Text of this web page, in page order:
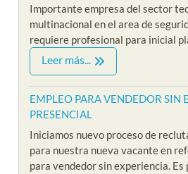
Importante empresa del sector
multinacional en el area de
requiere profesional para inicial
Leer más...
EMPLEO PARA VENDEDOR SIN
PRESENCIAL
Iniciamos nuevo proceso de
para nuestra nueva vacante en
para vendedor sin experiencia. Es